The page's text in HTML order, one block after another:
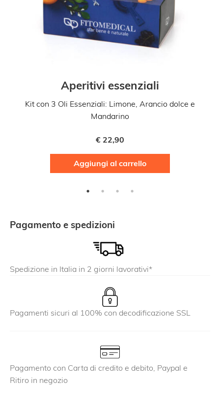
Aperitivi essenziali
Kit con 3 Oli Essenziali: Limone, Arancio dolce e
Mandarino
€ 22,90
Aggiungi al carrello
Pagamento e spedizioni
Spedizione in Italia in 2 giorni lavorativi*
Pagamenti sicuri al 100% con decodificazione SSL
Pagamento con Carta di credito e debito, Paypal e
Ritiro in negozio